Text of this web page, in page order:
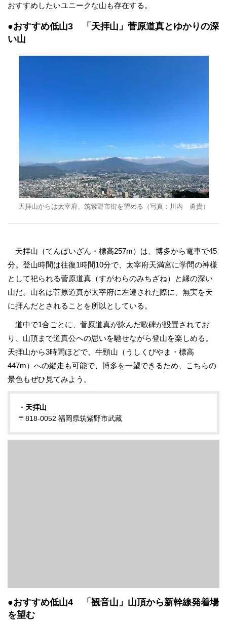
おすすめしたいユニークな山も存在する。
●おすすめ低山3 「天拝山」菅原道真とゆかりの深
い山
天拝山からは太宰府、筑紫野市街を望める（写真：川内 勇貴）
天拝山（てんぱいざん・標高257m）は、博多から電車で45
分。登山時間は往復1時間10分で、太宰府天満宮に学問の神様
として祀られる菅原道真（すがわらのみちざね）と縁の深い
山だ。山名は菅原道真が太宰府に左遷された際に、無実を天
に拝んだとされることを所以としている。
道中で1合ごとに、菅原道真が詠んだ歌碑が設置されてお
り、山頂まで道真公への思いを馳せながら登山を楽しめる。
天拝山から3時間ほどで、牛頸山（うしくびやま・標高
447m）への縦走も可能で、博多を一望できるため、こちらの
景色もぜひ見てみよう。
・天拝山
〒818-0052 福岡県筑紫野市武藏
●おすすめ低山4 「観音山」山頂から新幹線発着場
を望む